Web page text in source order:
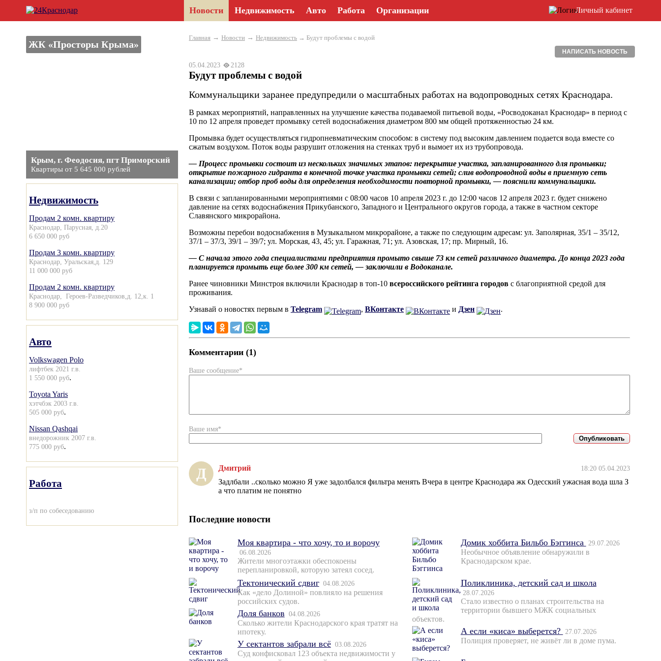
Новости Недвижимость Авто Работа Организации Личный кабинет
ЖК «Просторы Крыма»
Крым, г. Феодосия, пгт Приморский
Квартиры от 5 645 000 рублей
Недвижимость
Продам 2 комн. квартиру
Краснодар, Парусная, д.20
6 650 000 руб
Продам 3 комн. квартиру
Краснодар, Уральская,д. 129
11 000 000 руб
Продам 2 комн. квартиру
Краснодар, Героев-Разведчиков,д. 12,к. 1
8 900 000 руб
Авто
Volkswagen Polo
лифтбек 2021 г.в.
1 550 000 руб.
Toyota Yaris
хэтчбэк 2003 г.в.
505 000 руб.
Nissan Qashqai
внедорожник 2007 г.в.
775 000 руб.
Работа
з/п по собеседованию
Главная → Новости → Недвижимость → Будут проблемы с водой
НАПИСАТЬ НОВОСТЬ
05.04.2023 2128
Будут проблемы с водой
Коммунальщики заранее предупредили о масштабных работах на водопроводных сетях Краснодара.
В рамках мероприятий, направленных на улучшение качества подаваемой питьевой воды, «Росводоканал Краснодар» в период с
10 по 12 апреля проведет промывку сетей водоснабжения диаметром 800 мм общей протяженностью 24 км.
Промывка будет осуществляться гидропневматическим способом: в систему под высоким давлением подается вода вместе со
сжатым воздухом. Поток воды разрушит отложения на стенках труб и вымоет их из трубопровода.
— Процесс промывки состоит из нескольких значимых этапов: перекрытие участка, запланированного для промывки;
открытие пожарного гидранта в конечной точке участка промывки сетей; слив водопроводной воды в приемную сеть
канализации; отбор проб воды для определения необходимости повторной промывки, — пояснили коммунальщики.
В связи с запланированными мероприятиями с 08:00 часов 10 апреля 2023 г. до 12:00 часов 12 апреля 2023 г. будет снижено
давление на сетях водоснабжения Прикубанского, Западного и Центрального округов города, а также в частном секторе
Славянского микрорайона.
Возможны перебои водоснабжения в Музыкальном микрорайоне, а также по следующим адресам: ул. Заполярная, 35/1 – 35/12,
37/1 – 37/3, 39/1 – 39/7; ул. Морская, 43, 45; ул. Гаражная, 71; ул. Азовская, 17; пр. Мирный, 16.
— С начала этого года специалистами предприятия промыто свыше 73 км сетей различного диаметра. До конца 2023 года
планируется промыть еще более 300 км сетей, — заключили в Водоканале.
Ранее чиновники Минстроя включили Краснодар в топ-10 всероссийского рейтинга городов с благоприятной средой для
проживания.
Узнавай о новостях первым в Telegram , ВКонтакте и Дзен .
Комментарии (1)
Ваше сообщение*
Ваше имя*
Д Дмитрий 18:20 05.04.2023
Задлбали ..сколько можно Я уже задолбался фильтра менять Вчера в центре Краснодара жк Одесский ужасная вода шла З
а что платим не понятно
Последние новости
Моя квартира - что хочу, то и ворочу
06.08.2026
Жители многоэтажки обеспокоены
перепланировкой, которую затеял сосед.
Тектонический сдвиг 04.08.2026
Как «дело Долиной» повлияло на решения
российских судов.
Доля банков 04.08.2026
Сколько жители Краснодарского края тратят на
ипотеку.
У сектантов забрали всё 03.08.2026
Суд конфисковал 123 объекта недвижимости у
Домик хоббита Бильбо Бэггинса 29.07.2026
Необычное объявление обнаружили в
Краснодарском крае.
Поликлиника, детский сад и школа
28.07.2026
Стало известно о планах строительства на
территории бывшего МЖК социальных
объектов.
А если «киса» выберется? 27.07.2026
Полиция проверяет, не живёт ли в доме пума.